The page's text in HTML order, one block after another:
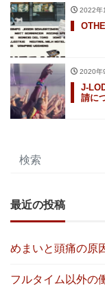
2022年
2020年
J-
請に
最近の投稿
めまいと頭痛の原
フルタイム以外の